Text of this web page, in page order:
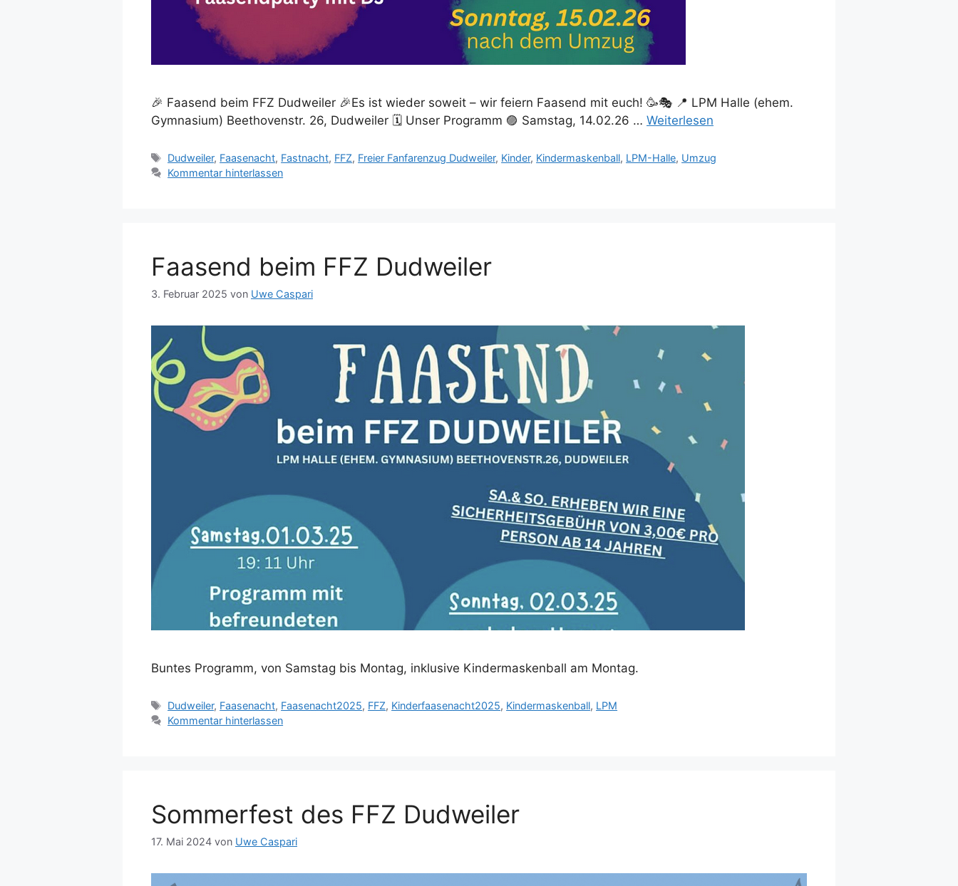
🎉 Faasend beim FFZ Dudweiler 🎉Es ist wieder soweit – wir feiern Faasend mit euch! 🥳🎭 📍 LPM Halle (ehem.
Gymnasium) Beethovenstr. 26, Dudweiler 🗓 Unser Programm 🟣 Samstag, 14.02.26 … Weiterlesen
Schlagwörter
Dudweiler, Faasenacht, Fastnacht, FFZ, Freier Fanfarenzug Dudweiler, Kinder, Kindermaskenball, LPM-Halle, Umzug
Kommentar hinterlassen
Faasend beim FFZ Dudweiler
3. Februar 2025 von Uwe Caspari
Buntes Programm, von Samstag bis Montag, inklusive Kindermaskenball am Montag.
Schlagwörter
Dudweiler, Faasenacht, Faasenacht2025, FFZ, Kinderfaasenacht2025, Kindermaskenball, LPM
Kommentar hinterlassen
Sommerfest des FFZ Dudweiler
17. Mai 2024 von Uwe Caspari